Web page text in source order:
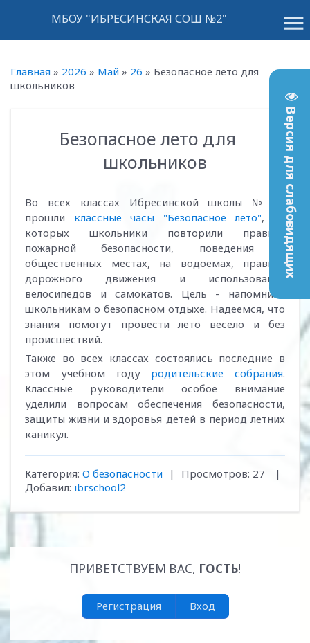
Версия для слабовидящих
menu
МБОУ "ИБРЕСИНСКАЯ СОШ №2"
Главная » 2026 » Май » 26 » Безопасное лето для
школьников
Безопасное лето для
школьников
Во всех классах Ибресинской школы № 2
прошли классные часы "Безопасное лето", на
которых школьники повторили правила
пожарной безопасности, поведения в
общественных местах, на водоемах, правила
дорожного движения и использования
велосипедов и самокатов. Цель - напомнить
школьникам о безопасном отдыхе. Надеемся, что
знания помогут провести лето весело и без
происшествий.
Также во всех классах состоялись последние в
этом учебном году родительские собрания.
Классные руководители особое внимание
уделили вопросам обеспечения безопасности,
защиты жизни и здоровья детей в период летних
каникул.
Категория: О безопасности | Просмотров: 27
|
Добавил: ibrschool2
ПРИВЕТСТВУЕМ ВАС, ГОСТЬ!
Регистрация Вход